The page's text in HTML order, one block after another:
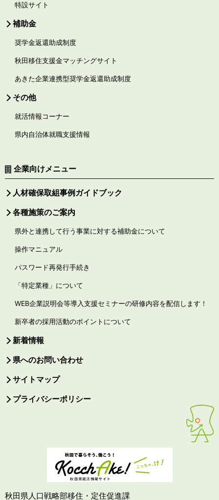
特設サイト
補助金
奨学金返還助成制度
秋田移住支援金マッチングサイト
あきた企業連携型奨学金返還助成制度
その他
就活情報コーナー
県内自治体就職支援情報
企業向けメニュー
人材確保取組事例ガイドブック
各種施策のご案内
県外と連携して行う事業に対する補助金について
操作マニュアル
パスワード再発行手続き
「特定業種」について
WEB企業説明会等導入支援セミナーの研修内容を配信します！
新卒者の採用活動のポイントについて
新着情報
県へのお問い合わせ
サイトマップ
プライバシーポリシー
秋田県人口戦略部移住・定住促進課